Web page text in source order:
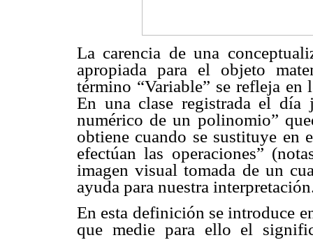
La carencia de una
apropiada para el objeto
término “Variable” se refleja
En una clase registrada el
numérico de un polinomio”
obtiene cuando se sustituye
efectúan las operaciones”
imagen visual tomada de un
ayuda para nuestra
En esta definición se introduce
que medie para ello el